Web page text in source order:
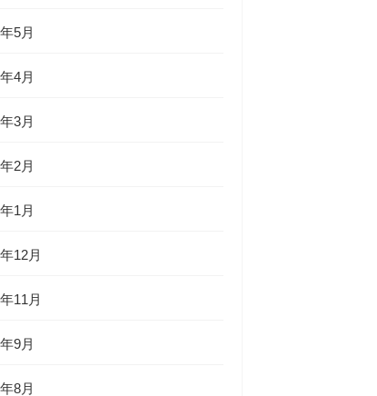
5月
4月
3月
2月
1月
12月
11月
9月
8月